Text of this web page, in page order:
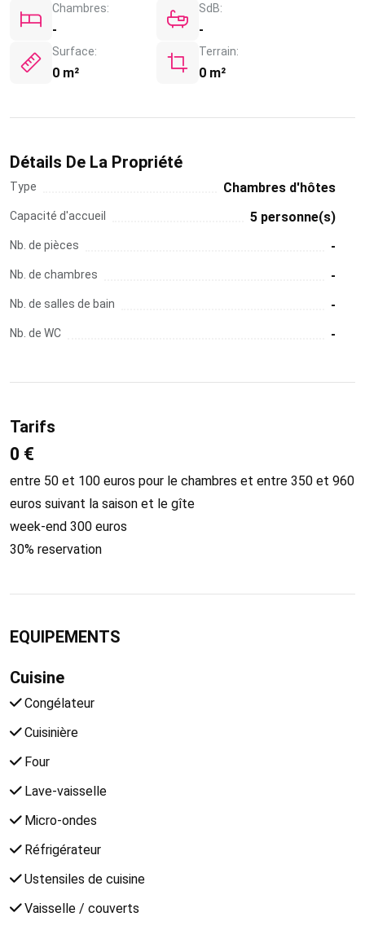
Chambres:
-
SdB:
-
Surface:
0 m²
Terrain:
0 m²
Détails De La Propriété
Type Chambres d'hôtes
Capacité d'accueil 5 personne(s)
Nb. de pièces -
Nb. de chambres -
Nb. de salles de bain -
Nb. de WC -
Tarifs
0 €
entre 50 et 100 euros pour le chambres et entre 350 et 960
euros suivant la saison et le gîte
week-end 300 euros
30% reservation
EQUIPEMENTS
Cuisine
Congélateur
Cuisinière
Four
Lave-vaisselle
Micro-ondes
Réfrigérateur
Ustensiles de cuisine
Vaisselle / couverts